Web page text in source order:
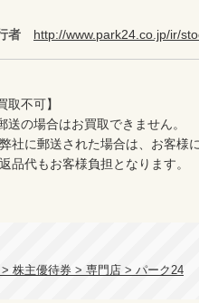
者 http://www.park24.co.jp/ir/
取不可】
送の場合はお買取できません。
株主優待券 > 専門店 > パーク24